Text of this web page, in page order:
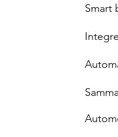
Smart